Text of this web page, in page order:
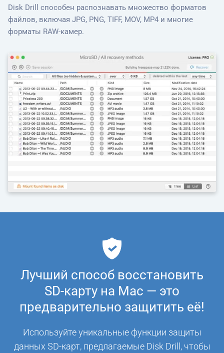
Disk Drill способен распознавать множество форматов
файлов, включая JPG, PNG, TIFF, MOV, MP4 и многие
форматы RAW-камер.
Лучший способ восстановить
SD-карту на Mac — это
предварительно защитить её!
Используйте уникальные функции защиты
данных SD-карт, предлагаемые Disk Drill, чтобы